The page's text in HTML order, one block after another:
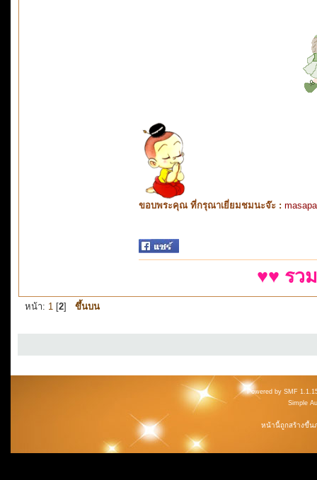
ขอบพระคุณ ที่กรุณาเยี่ยมชมนะจ๊ะ :
♥♥ รว
หน้า: 1 [2] ขึ้นบน
Powered by SMF
Simple
หน้านี้ถูกสร้างขึ้น